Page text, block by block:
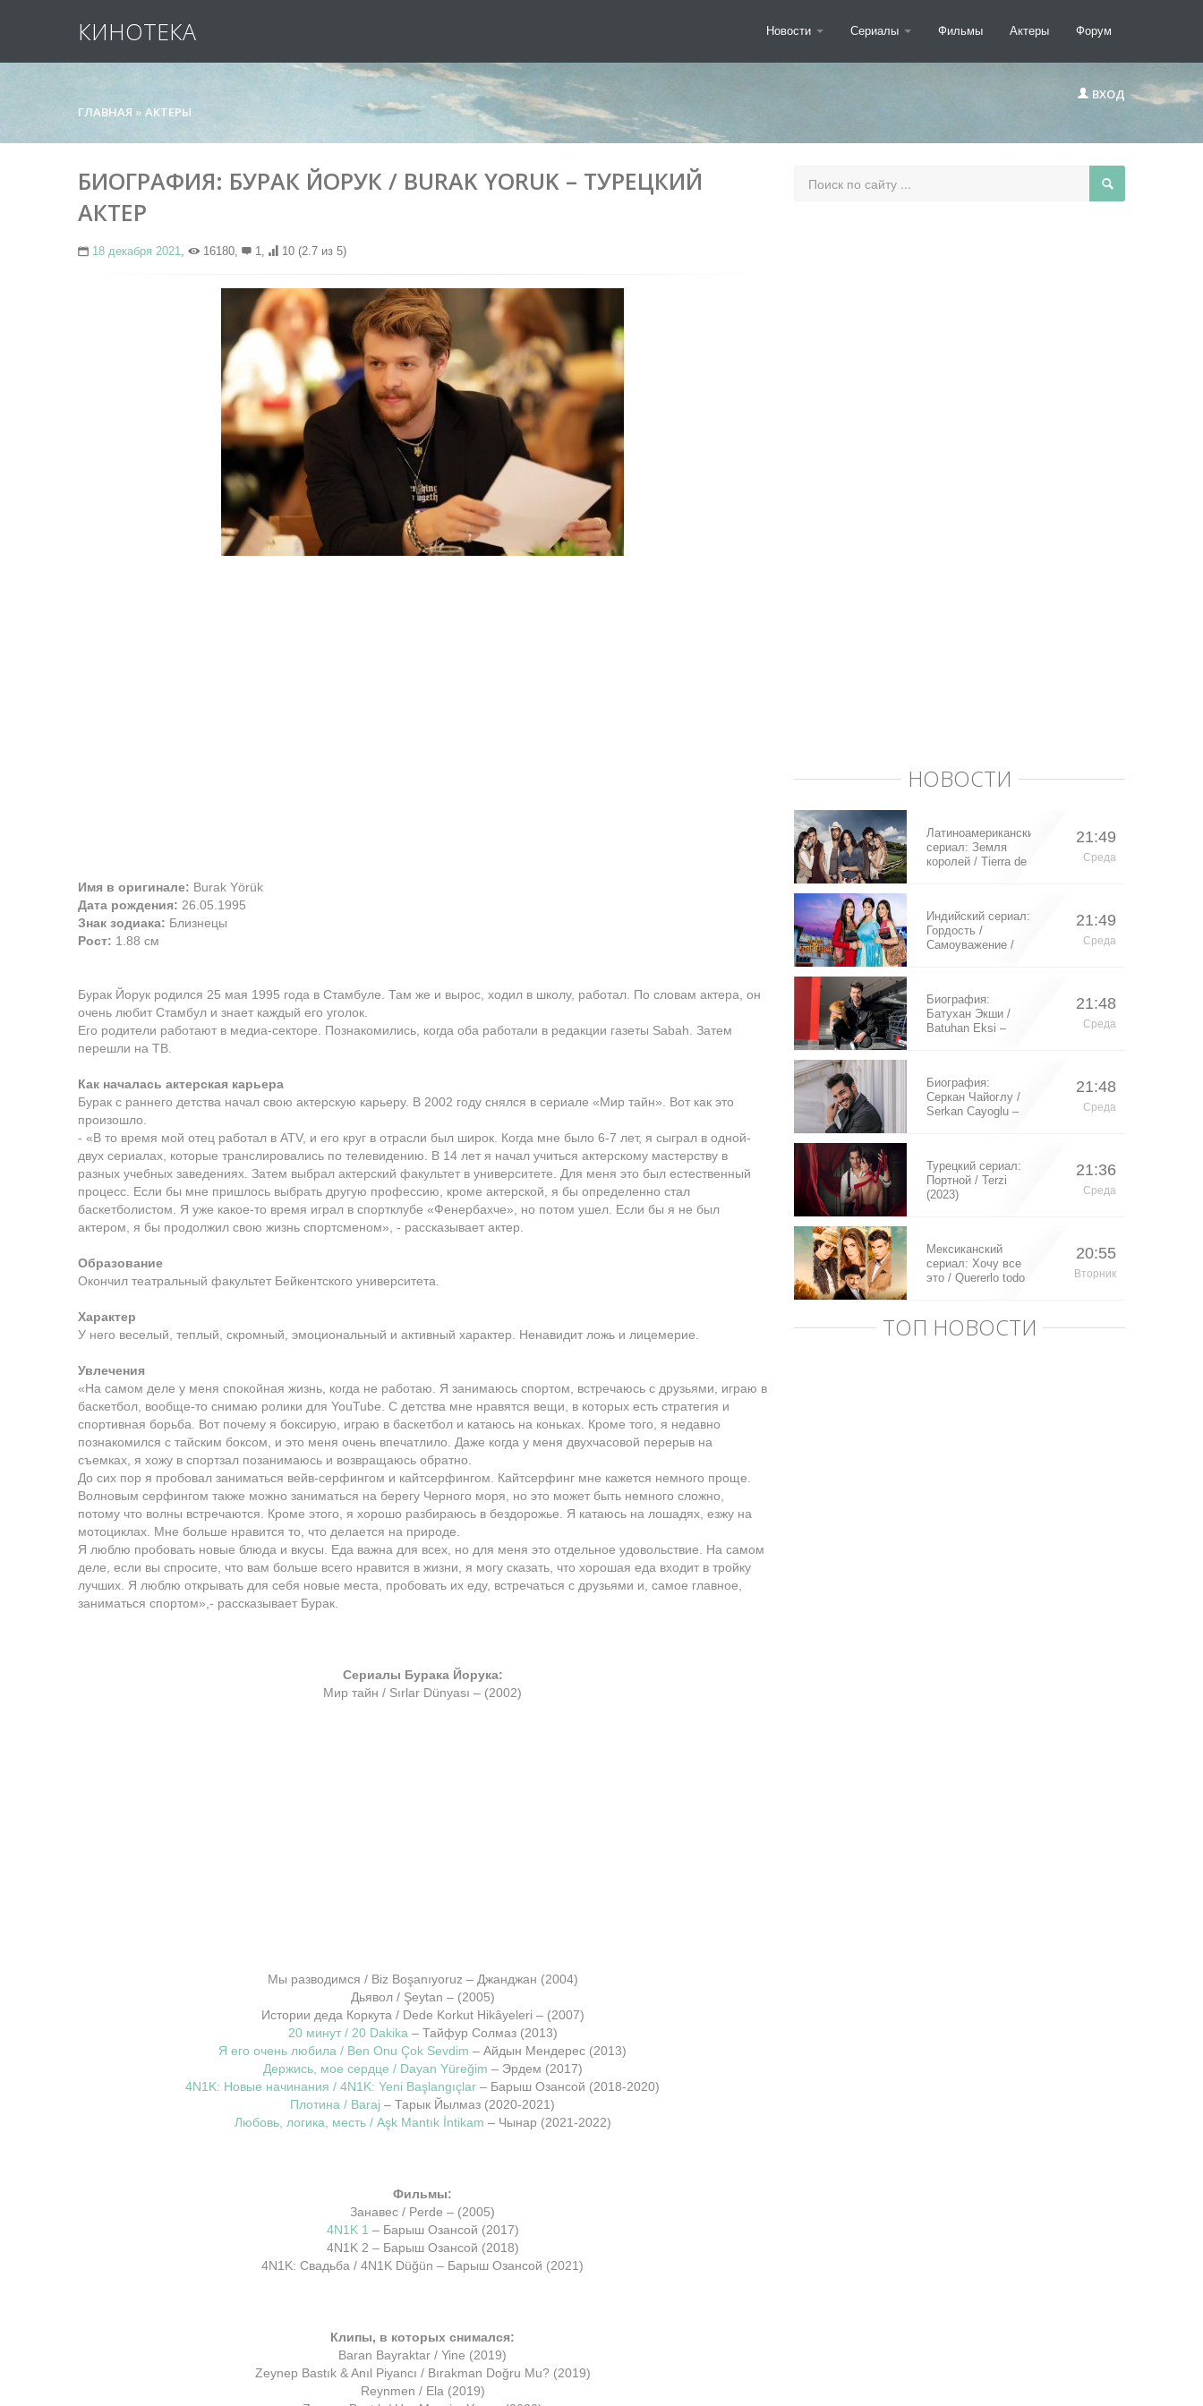
КИНОТЕКА Новости Сериалы Фильмы Актеры Форум
ВХОД
ГЛАВНАЯ » АКТЕРЫ
БИОГРАФИЯ: БУРАК ЙОРУК / BURAK YORUK – ТУРЕЦКИЙ
АКТЕР
18 декабря 2021, 16180, 1, 10 (2.7 из 5)
Имя в оригинале: Burak Yörük
Дата рождения: 26.05.1995
Знак зодиака: Близнецы
Рост: 1.88 см
Бурак Йорук родился 25 мая 1995 года в Стамбуле. Там же и вырос, ходил в школу, работал. По словам актера, он
очень любит Стамбул и знает каждый его уголок.
Его родители работают в медиа-секторе. Познакомились, когда оба работали в редакции газеты Sabah. Затем
перешли на ТВ.
Как началась актерская карьера
Бурак с раннего детства начал свою актерскую карьеру. В 2002 году снялся в сериале «Мир тайн». Вот как это
произошло.
- «В то время мой отец работал в ATV, и его круг в отрасли был широк. Когда мне было 6-7 лет, я сыграл в одной-
двух сериалах, которые транслировались по телевидению. В 14 лет я начал учиться актерскому мастерству в
разных учебных заведениях. Затем выбрал актерский факультет в университете. Для меня это был естественный
процесс. Если бы мне пришлось выбрать другую профессию, кроме актерской, я бы определенно стал
баскетболистом. Я уже какое-то время играл в спортклубе «Фенербахче», но потом ушел. Если бы я не был
актером, я бы продолжил свою жизнь спортсменом», - рассказывает актер.
Образование
Окончил театральный факультет Бейкентского университета.
Характер
У него веселый, теплый, скромный, эмоциональный и активный характер. Ненавидит ложь и лицемерие.
Увлечения
«На самом деле у меня спокойная жизнь, когда не работаю. Я занимаюсь спортом, встречаюсь с друзьями, играю в
баскетбол, вообще-то снимаю ролики для YouTube. С детства мне нравятся вещи, в которых есть стратегия и
спортивная борьба. Вот почему я боксирую, играю в баскетбол и катаюсь на коньках. Кроме того, я недавно
познакомился с тайским боксом, и это меня очень впечатлило. Даже когда у меня двухчасовой перерыв на
съемках, я хожу в спортзал позанимаюсь и возвращаюсь обратно.
До сих пор я пробовал заниматься вейв-серфингом и кайтсерфингом. Кайтсерфинг мне кажется немного проще.
Волновым серфингом также можно заниматься на берегу Черного моря, но это может быть немного сложно,
потому что волны встречаются. Кроме этого, я хорошо разбираюсь в бездорожье. Я катаюсь на лошадях, езжу на
мотоциклах. Мне больше нравится то, что делается на природе.
Я люблю пробовать новые блюда и вкусы. Еда важна для всех, но для меня это отдельное удовольствие. На самом
деле, если вы спросите, что вам больше всего нравится в жизни, я могу сказать, что хорошая еда входит в тройку
лучших. Я люблю открывать для себя новые места, пробовать их еду, встречаться с друзьями и, самое главное,
заниматься спортом»,- рассказывает Бурак.
Сериалы Бурака Йорука:
Мир тайн / Sırlar Dünyası – (2002)
Мы разводимся / Biz Boşanıyoruz – Джанджан (2004)
Дьявол / Şeytan – (2005)
Истории деда Коркута / Dede Korkut Hikâyeleri – (2007)
20 минут / 20 Dakika – Тайфур Солмаз (2013)
Я его очень любила / Ben Onu Çok Sevdim – Айдын Мендерес (2013)
Держись, мое сердце / Dayan Yüreğim – Эрдем (2017)
4N1K: Новые начинания / 4N1K: Yeni Başlangıçlar – Барыш Озансой (2018-2020)
Плотина / Baraj – Тарык Йылмаз (2020-2021)
Любовь, логика, месть / Aşk Mantık İntikam – Чынар (2021-2022)
Фильмы:
Занавес / Perde – (2005)
4N1K 1 – Барыш Озансой (2017)
4N1K 2 – Барыш Озансой (2018)
4N1K: Свадьба / 4N1K Düğün – Барыш Озансой (2021)
Клипы, в которых снимался:
Baran Bayraktar / Yine (2019)
Zeynep Bastık & Anıl Piyancı / Bırakman Doğru Mu? (2019)
Reynmen / Ela (2019)
НОВОСТИ
Латиноамериканский
сериал: Земля
королей / Tierra de
21:49
Среда
Индийский сериал:
Гордость /
Самоуважение /
21:49
Среда
Биография:
Батухан Экши /
Batuhan Eksi –
21:48
Среда
Биография:
Серкан Чайоглу /
Serkan Cayoglu –
21:48
Среда
Турецкий сериал:
Портной / Terzi
(2023)
21:36
Среда
Мексиканский
сериал: Хочу все
это / Quererlo todo
20:55
Вторник
ТОП НОВОСТИ